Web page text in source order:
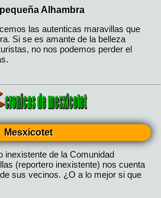
Mesxicotet
inexistente de la Comunidad
(reportero inexistente) nos cuenta
sus vecinos. ¿O a lo mejor si que